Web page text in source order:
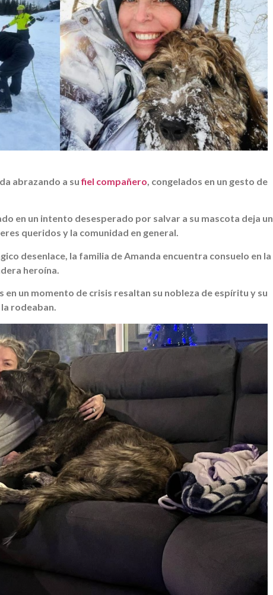
abrazando a sufiel compañero, congelados en un gesto de
en un intento desesperado por salvar a su mascota deja un
queridos y la comunidad en general.
desenlace, la familia de Amanda encuentra consuelo en la
heroína.
en un momento de crisis resaltan su nobleza de espíritu y su
rodeaban.